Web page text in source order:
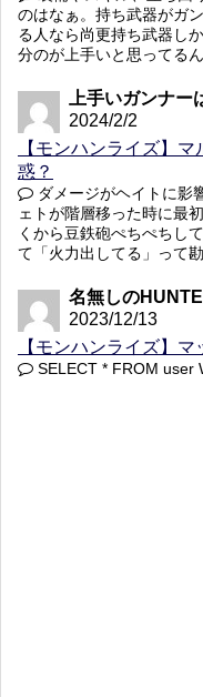
のはなぁ。持ち武器がガ
る人なら尚更持ち武器し
分のが上手いと思ってる
上手いガンナ
2024/2/2
【モンハンライズ】
惑？
ダメージがヘイトに影
ェトが階層移った時に最
くから豆鉄砲ぺちぺちし
て「火力出してる」って
名無しの
2023/12/13
【モンハンライズ】
SELECT * FROM user